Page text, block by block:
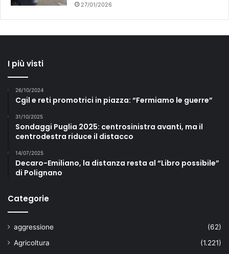
27/01/2026
I più visti
26/10/2024
Cgil e reti promotrici in piazza: “Fermiamo le guerre”
31/10/2025
Sondaggi Puglia 2025: centrosinistra avanti, ma il
centrodestra riduce il distacco
14/07/2025
Decaro-Emiliano, la distanza resta al “Libro possibile”
di Polignano
Categorie
aggressione
(62)
Agricoltura
(1.221)